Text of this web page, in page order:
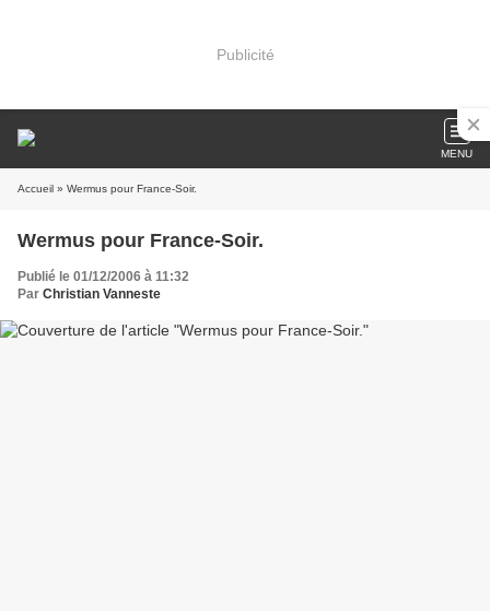
Publicité
MENU
Accueil » Wermus pour France-Soir.
Wermus pour France-Soir.
Publié le 01/12/2006 à 11:32
Par Christian Vanneste